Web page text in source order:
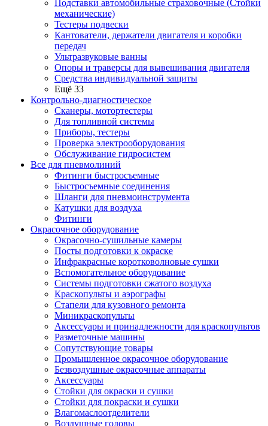
Подставки автомобильные страховочные (Стойки
механические)
Тестеры подвески
Кантователи, держатели двигателя и коробки
передач
Ультразвуковые ванны
Опоры и траверсы для вывешивания двигателя
Средства индивидуальной защиты
Ещё 33
Контрольно-диагностическое
Сканеры, мотортестеры
Для топливной системы
Приборы, тестеры
Проверка электрооборудования
Обслуживание гидросистем
Все для пневмолиний
Фитинги быстросъемные
Быстросъемные соединения
Шланги для пневмоинструмента
Катушки для воздуха
Фитинги
Окрасочное оборудование
Окрасочно-сушильные камеры
Посты подготовки к окраске
Инфракрасные коротковолновые сушки
Вспомогательное оборудование
Системы подготовки сжатого воздуха
Краскопульты и аэрографы
Стапели для кузовного ремонта
Миникраскопульты
Аксессуары и принадлежности для краскопультов
Разметочные машины
Сопутствующие товары
Промышленное окрасочное оборудование
Безвоздушные окрасочные аппараты
Аксессуары
Стойки для окраски и сушки
Стойки для покраски и сушки
Влагомаслоотделители
Воздушные головы